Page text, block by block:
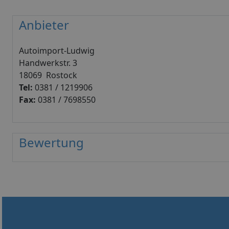
Anbieter
Autoimport-Ludwig
Handwerkstr. 3
18069 Rostock
Tel: 0381 / 1219906
Fax: 0381 / 7698550
Bewertung